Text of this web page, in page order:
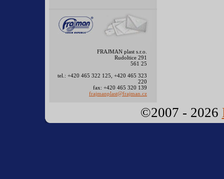
FRAJMAN plast s.r.o.
Rudoltice 291
561 25
tel.: +420 465 322 125, +420 465 323
220
fax: +420 465 320 139
frajmanplast@frajman.cz
©2007 - 2026